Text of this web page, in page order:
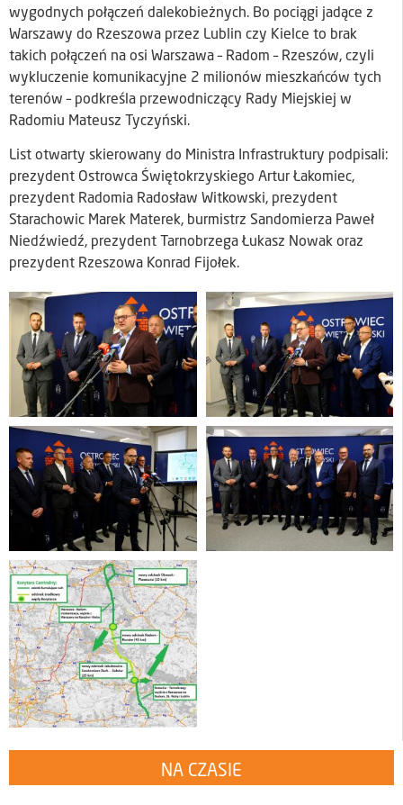
wygodnych połączeń dalekobieżnych. Bo pociągi jadące z
Warszawy do Rzeszowa przez Lublin czy Kielce to brak
takich połączeń na osi Warszawa – Radom – Rzeszów, czyli
wykluczenie komunikacyjne 2 milionów mieszkańców tych
terenów – podkreśla przewodniczący Rady Miejskiej w
Radomiu Mateusz Tyczyński.
List otwarty skierowany do Ministra Infrastruktury podpisali:
prezydent Ostrowca Świętokrzyskiego Artur Łakomiec,
prezydent Radomia Radosław Witkowski, prezydent
Starachowic Marek Materek, burmistrz Sandomierza Paweł
Niedźwiedź, prezydent Tarnobrzega Łukasz Nowak oraz
prezydent Rzeszowa Konrad Fijołek.
NA CZASIE